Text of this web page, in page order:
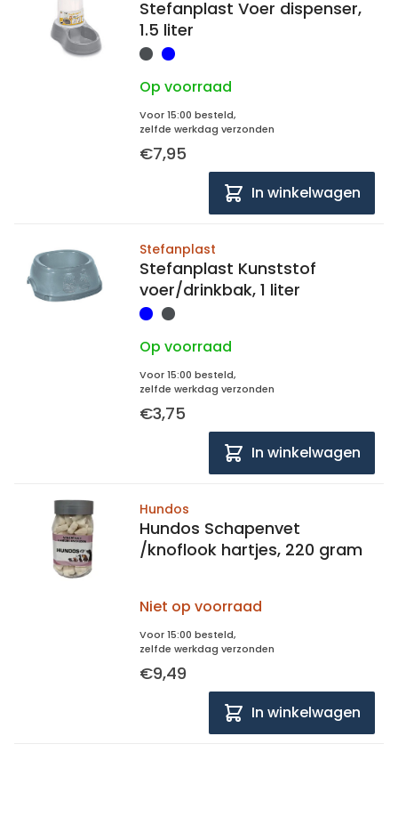
Stefanplast Voer dispenser,
1.5 liter
Op voorraad
Voor 15:00 besteld,
zelfde werkdag verzonden
€7,95
In winkelwagen
Stefanplast
Stefanplast Kunststof
voer/drinkbak, 1 liter
Op voorraad
Voor 15:00 besteld,
zelfde werkdag verzonden
€3,75
In winkelwagen
Hundos
Hundos Schapenvet
/knoflook hartjes, 220 gram
Niet op voorraad
Voor 15:00 besteld,
zelfde werkdag verzonden
€9,49
In winkelwagen